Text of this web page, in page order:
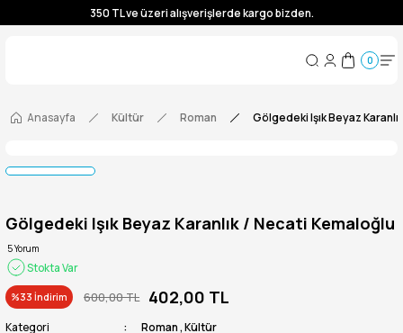
350 TL ve üzeri alışverişlerde kargo bizden.
350 TL ve üzeri alışverişlerde kargo bizden.
0
Anasayfa Kültür Roman Gölgedeki Işık Beyaz
Gölgedeki Işık Beyaz Karanlık / Necati Kemaloğlu
5 Yorum
Stokta Var
%33 İndirim 600,00 TL 402,00 TL
Kategori Roman,Kültür